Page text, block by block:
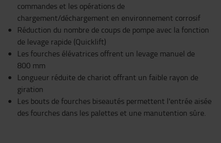
commandes et les opérations de
chargement/déchargement en environnement corrosif
Réduction du nombre de coups de pompe avec la fonction
de levage rapide (Quicklift)
Les fourches élévatrices offrent un levage manuel de
800 mm
Longueur réduite de chariot offrant un faible rayon de
giration
Les bouts de fourches biseautés permettent l'entrée aisée
des fourches dans les palettes et une manutention sûre.